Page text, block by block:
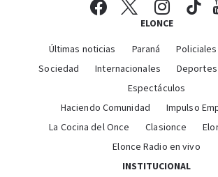
ELONCE
Últimas noticias Paraná Policiales
Sociedad
Internacionales Deportes
Espectáculos
Haciendo Comunidad
Impulso
La Cocina del Once
Clasionce
Elonce Radio en vivo
INSTITUCIONAL